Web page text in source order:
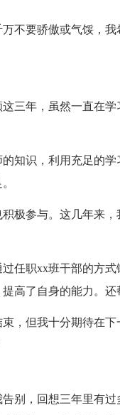
不要骄傲或气馁，
三年，虽然一直在
知识，利用充足的
极参与。这几年来
任职xx班干部的方
高了自身的能力。
，但我十分期待在
别，回想三年里有